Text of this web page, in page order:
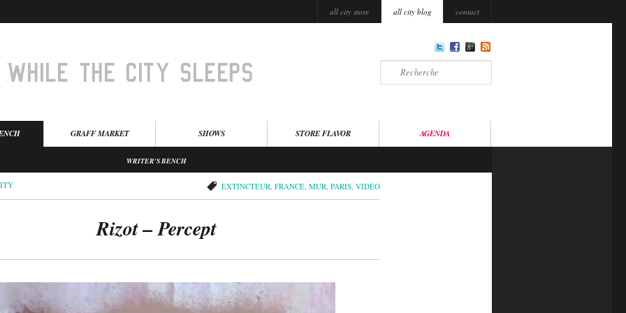
all city store all city blog contact
GRAFF MARKET SHOWS STORE FLAVOR AGENDA
WRITER'S BENCH
EXTINCTEUR FRANCE MUR PARIS VIDÉO
Rizot – Percept